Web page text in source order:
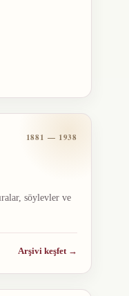
1881 — 1938
söylevler ve
Arşivi keşfet →